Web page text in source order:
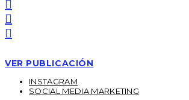
VER PUBLICACIÓN
INSTAGRAM
SOCIAL MEDIA MARKETING